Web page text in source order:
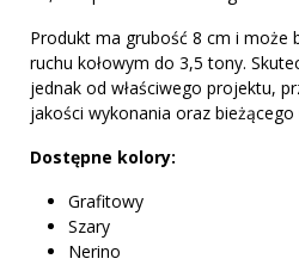
Produkt ma grubość 8 cm i może
ruchu kołowym do 3,5 tony.
jednak od właściwego projektu,
jakości wykonania oraz
Dostępne kolory:
Grafitowy
Szary
Nerino